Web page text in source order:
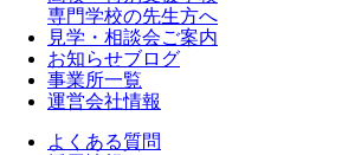
専門学校の先生方へ
見学・相談会ご案内
お知らせブログ
事業所一覧
運営会社情報
よくある質問